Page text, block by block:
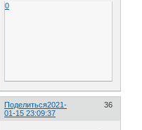
0
Поделиться 36
2021-
01-15 23:09:37